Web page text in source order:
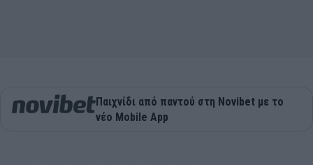
Παιχνίδι από παντού στη Novibet με το
νέο Mobile App